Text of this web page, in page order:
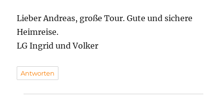
Lieber Andreas, große Tour. Gute und sichere
Heimreise.
LG Ingrid und Volker
Antworten